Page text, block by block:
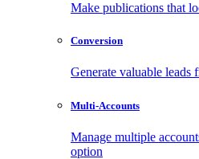
Make publications that
Conversion
Generate valuable
Multi-Accounts
Manage multiple
option